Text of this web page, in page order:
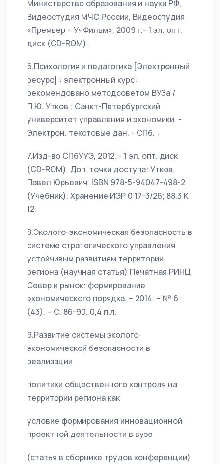
Министерство образования и науки РФ,
Видеостудия МЧС России, Видеостудия
«Премьер – УчФильм», 2009 г.- 1 эл. опт.
диск (CD-ROM).
6.Психология и педагогика [Электронный
ресурс] : электронный курс:
рекомендовано методсоветом ВУЗа /
П.Ю. Утков ; Санкт-Петербургский
университет управления и экономики. -
Электрон. текстовые дан. - СПб. :
7.Изд-во СПбУУЭ, 2012. - 1 эл. опт. диск
(CD-ROM). Доп. точки доступа: Утков,
Павел Юрьевич. ISBN 978-5-94047-498-2
(Учебник). Хранение ИЭР 0 17-3/26; 88.3 К
12.
8.Эколого-экономическая безопасность в
системе стратегического управления
устойчивым развитием территории
региона (научная статья) Печатная РИНЦ
Север и рынок: формирование
экономического порядка. – 2014. – № 6
(43). – С. 86-90. 0,4 п.л.
9.Развитие системы эколого-
экономической безопасности в
реализации
политики общественного контроля на
территории региона как
условие формирования инновационной
проектной деятельности в вузе
(статья в сборнике трудов конференции)